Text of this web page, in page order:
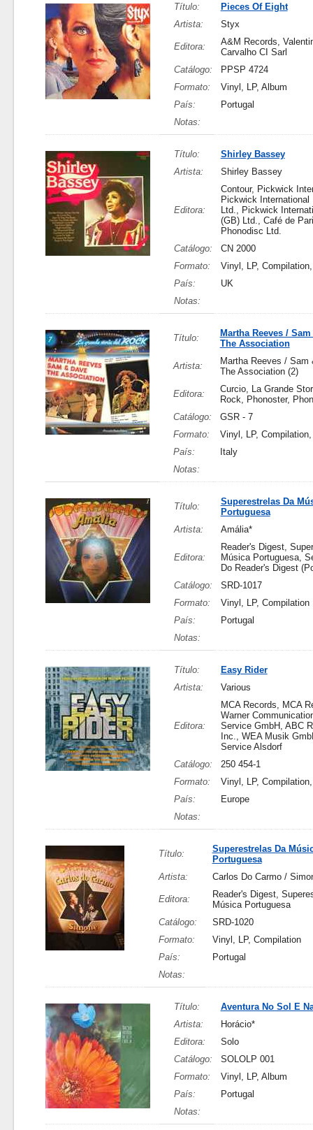
Título:
Pieces Of Eight
Artista:
Styx
Editora:
A&M Records,
Carvalho CI Sarl
Catálogo:
PPSP 4724
Formato:
Vinyl, LP, Album
País:
Portugal
Notas:
Título:
Shirley Bassey
Artista:
Shirley Bassey
Editora:
Contour, Pickwick
Pickwick International
Ltd., Pickwick
(GB) Ltd., Café de
Phonodisc Ltd.
Catálogo:
CN 2000
Formato:
Vinyl, LP,
País:
UK
Notas:
Título:
Martha Reeves /
The Association
Artista:
Martha Reeves / Sam
The Association (2)
Editora:
Curcio, La Grande
Rock, Phonoster,
Catálogo:
GSR - 7
Formato:
Vinyl, LP,
País:
Italy
Notas:
Título:
Superestrelas Da
Portuguesa
Artista:
Amália*
Editora:
Reader's Digest,
Música Portuguesa,
Do Reader's Digest
Catálogo:
SRD-1017
Formato:
Vinyl, LP, Compilation
País:
Portugal
Notas:
Título:
Easy Rider
Artista:
Various
Editora:
MCA Records, MCA
Warner
Service GmbH, ABC
Inc., WEA Musik
Service Alsdorf
Catálogo:
250 454-1
Formato:
Vinyl, LP,
País:
Europe
Notas:
Título:
Superestrelas Da
Portuguesa
Artista:
Carlos Do Carmo /
Editora:
Reader's Digest,
Música Portuguesa
Catálogo:
SRD-1020
Formato:
Vinyl, LP, Compilation
País:
Portugal
Notas:
Título:
Aventura No Sol E
Artista:
Horácio*
Editora:
Solo
Catálogo:
SOLOLP 001
Formato:
Vinyl, LP, Album
País:
Portugal
Notas: